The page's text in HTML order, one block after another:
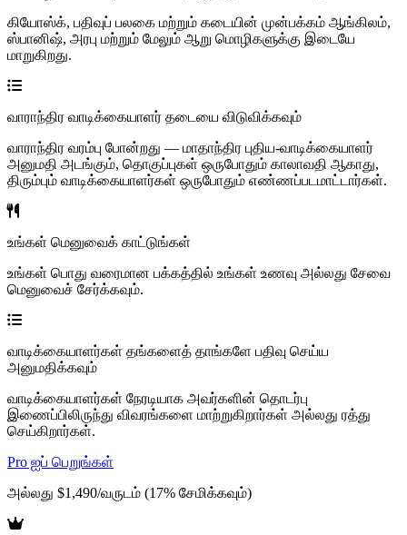
கியோஸ்க், பதிவுப் பலகை மற்றும் கடையின் முன்பக்கம் ஆங்கிலம்,
ஸ்பானிஷ், அரபு மற்றும் மேலும் ஆறு மொழிகளுக்கு இடையே
மாறுகிறது.
வாராந்திர வாடிக்கையாளர் தடையை விடுவிக்கவும்
வாராந்திர வரம்பு போன்றது — மாதாந்திர புதிய-வாடிக்கையாளர்
அனுமதி அடங்கும், தொகுப்புகள் ஒருபோதும் காலாவதி ஆகாது,
திரும்பும் வாடிக்கையாளர்கள் ஒருபோதும் எண்ணப்படமாட்டார்கள்.
உங்கள் மெனுவைக் காட்டுங்கள்
உங்கள் பொது வரைமான பக்கத்தில் உங்கள் உணவு அல்லது சேவை
மெனுவைச் சேர்க்கவும்.
வாடிக்கையாளர்கள் தங்களைத் தாங்களே பதிவு செய்ய
அனுமதிக்கவும்
வாடிக்கையாளர்கள் நேரடியாக அவர்களின் தொடர்பு
இணைப்பிலிருந்து விவரங்களை மாற்றுகிறார்கள் அல்லது ரத்து
செய்கிறார்கள்.
Pro ஐப் பெறுங்கள்
அல்லது $1,490/வருடம் (17% சேமிக்கவும்)